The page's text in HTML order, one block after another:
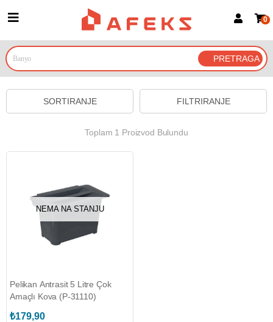
Prijava za članove
Prijavite se Google nalogom
0
FILTRIRANJE
SORTIRANJE
Toplam 1 Proizvod Bulundu
NEMA NA STANJU
Pelikan Antrasit 5 Litre Çok
Amaçlı Kova (P-31110)
₺179,90